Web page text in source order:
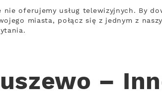
nie oferujemy usług telewizyjnych. By
miasta, połącz się z jednym z
–